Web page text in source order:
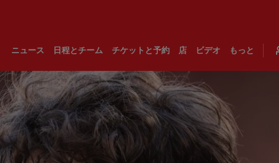
ニュース 日程とチーム チケットと予約 店 ビデオ もっと